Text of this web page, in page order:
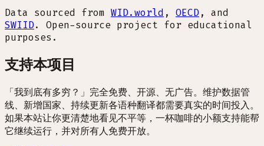
Data sourced from WID.world , OECD , and
SWIID. Open-source project for educational
purposes.
支持本项目
「我到底有多穷？」完全免费、开源、无广告。维护数据管
线、新增国家、持续更新各语种翻译都需要真实的时间投入。
如果本站让你更清楚地看见不平等，一杯咖啡的小额支持能帮
它继续运行，并对所有人免费开放。